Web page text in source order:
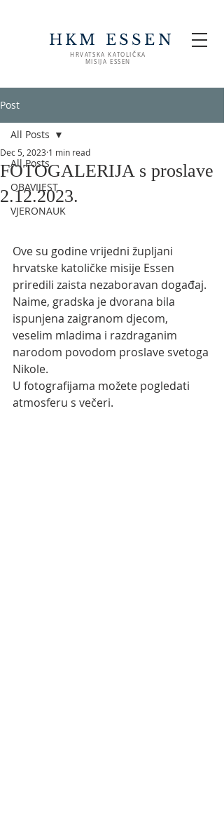
HKM ESSEN
HRVATSKA KATOLIČKA
MISIJA ESSEN
Post
All Posts
OBAVIJEST
VJERONAUK
All Posts
FOTOGALERIJA s proslave
2.12.2023.
Dec 5, 2023 1 min read
Ove su godine vrijedni župljani
hrvatske katoličke misije Essen
priredili zaista nezaboravan događaj.
Naime, gradska je dvorana bila
ispunjena zaigranom djecom,
veselim mladima i razdraganim
narodom povodom proslave svetoga
Nikole.
U fotografijama možete pogledati
atmosferu s večeri.